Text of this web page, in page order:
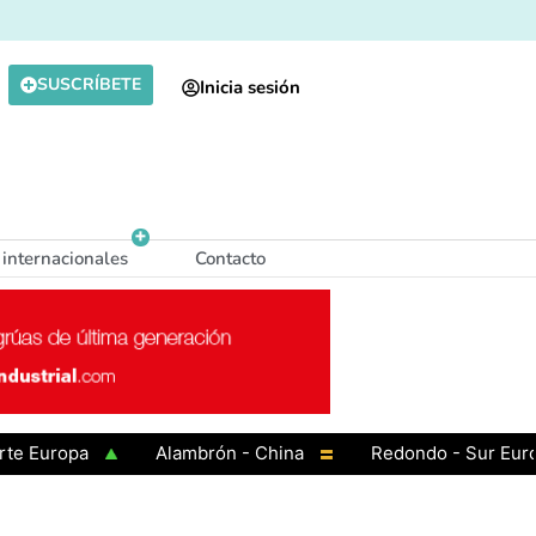
SUSCRÍBETE Inicia sesión
Contacto
Alambrón - China Redondo - Sur Europa